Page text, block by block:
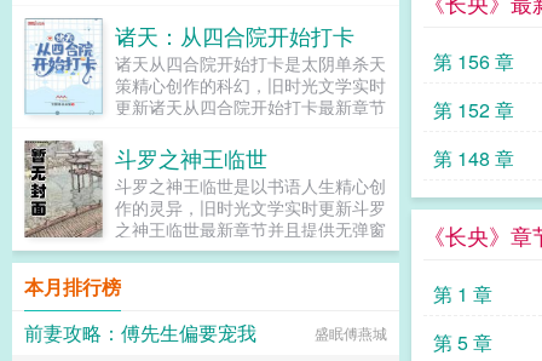
第 156 章
第 152 章
第 148 章
《长央》
第 1 章
第 5 章
儿，家里还正准备让她代替备受宠爱
的妹妹，嫁给传言中残暴嗜血的凌
霁。嫁过去的第一天，赵清爽发现这
里山清水秀灵力充沛，凌霁还养了条
从车祸断腿之后，凌霁的世界只剩下
他和他养的狗。直到那天赵清爽闯进
了他的生活，她不仅治好了他的腿，
还让他那颗早已冰凉的心，死灰复
燃。苏甜爽，1v1，HE。一句话简介
赵清爽今天退休成功了吗？...
能不要这样！...
诸天：从四合院开始打卡
诸天从四合院开始打卡是太阴单杀天
策精心创作的科幻，旧时光文学实时
更新诸天从四合院开始打卡最新章节
诸天从四合院开始打卡评论，并不代
表旧时光文学赞同或者支持诸天从四
合院开始打卡读者的观点。...
斗罗之神王临世
斗罗之神王临世是以书语人生精心创
作的灵异，旧时光文学实时更新斗罗
之神王临世最新章节并且提供无弹窗
阅读，书友所发表的斗罗之神王临世
评论，并不代表旧时光文学赞同或者
支持斗罗之神王临世读者的观点。...
本月排行榜
前妻攻略：傅先生偏要宠我
盛眠傅燕城